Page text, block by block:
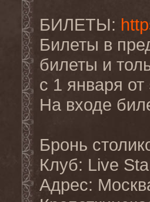
БИЛЕТЫ:
Билеты в
билеты и
с 1 января
На входе
Бронь
Клуб: Live
Адрес: